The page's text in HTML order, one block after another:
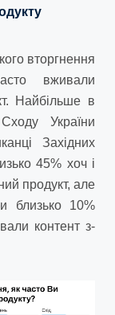
вторгнення
вживали
Найбільше в
України
Західних
45% хоч і
продукт, але
близько 10%
контент з-